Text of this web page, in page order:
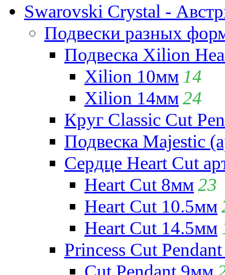
Swarovski Crystal -
Подвески разных
Подвеска Xilion
Xilion 10мм 14
Xilion 14мм24
Круг Classic Cut
Подвеска Majestic
Сердце Heart Cut
Heart Cut 8мм23
Heart Cut 10.5мм
Heart Cut 14.5мм
Princess Cut